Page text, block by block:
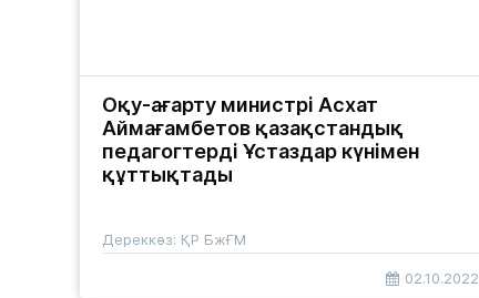
Оқу-ағарту министрі Асхат
Аймағамбетов қазақстандық
педагогтерді Ұстаздар күнімен
құттықтады
Дереккөз: ҚР БжҒМ
02.10.2022